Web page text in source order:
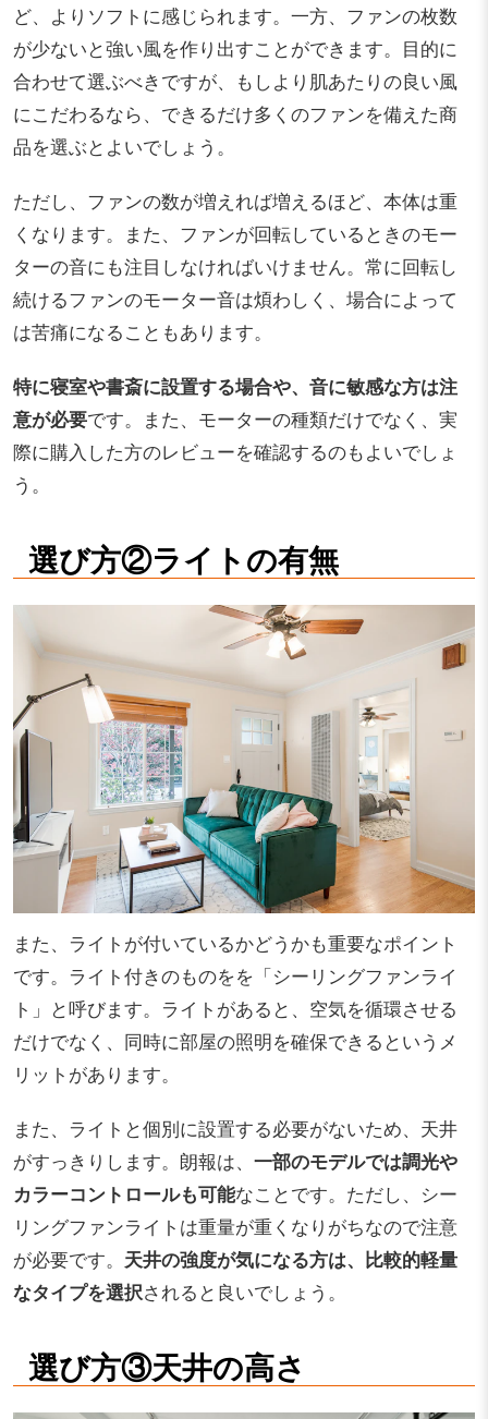
ど、よりソフトに感じられます。一方、ファンの枚数
が少ないと強い風を作り出すことができます。目的に
合わせて選ぶべきですが、もしより肌あたりの良い風
にこだわるなら、できるだけ多くのファンを備えた商
品を選ぶとよいでしょう。
ただし、ファンの数が増えれば増えるほど、本体は重
くなります。また、ファンが回転しているときのモー
ターの音にも注目しなければいけません。常に回転し
続けるファンのモーター音は煩わしく、場合によって
は苦痛になることもあります。
特に寝室や書斎に設置する場合や、音に敏感な方は注
意が必要です。また、モーターの種類だけでなく、実
際に購入した方のレビューを確認するのもよいでしょ
う。
選び方②ライトの有無
また、ライトが付いているかどうかも重要なポイント
です。ライト付きのものをを「シーリングファンライ
ト」と呼びます。ライトがあると、空気を循環させる
だけでなく、同時に部屋の照明を確保できるというメ
リットがあります。
また、ライトと個別に設置する必要がないため、天井
がすっきりします。朗報は、 一部のモデルでは調光や
カラーコントロールも可能なことです。ただし、シー
リングファンライトは重量が重くなりがちなので注意
が必要です。 天井の強度が気になる方は、比較的軽量
なタイプを選択されると良いでしょう。
選び方③天井の高さ